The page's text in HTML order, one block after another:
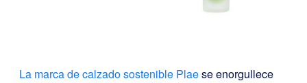
La marca de calzado sostenible Plaese enorgullece